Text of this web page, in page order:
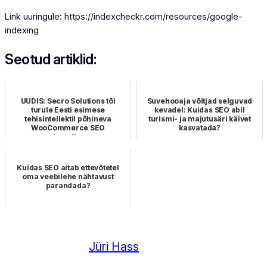
Link uuringule: https://indexcheckr.com/resources/google-
indexing
Seotud artiklid:
UUDIS: Secro Solutions tõi
turule Eesti esimese
tehisintellektil põhineva
WooCommerce SEO
automatise…
Suvehooaja võitjad selguvad
kevadel: Kuidas SEO abil
turismi- ja majutusäri käivet
kasvatada?
Kuidas SEO aitab ettevõtetel
oma veebilehe nähtavust
parandada?
Jüri Hass